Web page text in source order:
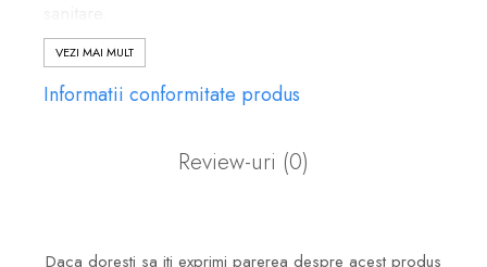
Bază:
Dimensiuni generoase pentru depozitare:
58 cm (lungime) x 44,5 cm (lățime) x 81 cm
Două sertare spațioase cu mecanism soft-
VEZI MAI MULT
Informatii conformitate produs
Review-uri (0)
Daca doresti sa iti exprimi parerea despre acest produs